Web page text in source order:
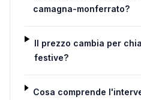
camagna-monferrato?
Il prezzo cambia per
festive?
Cosa comprende